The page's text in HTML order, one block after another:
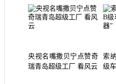
央视名嘴撒贝宁点赞奇
瑞青岛超级工厂 看风云
索
级